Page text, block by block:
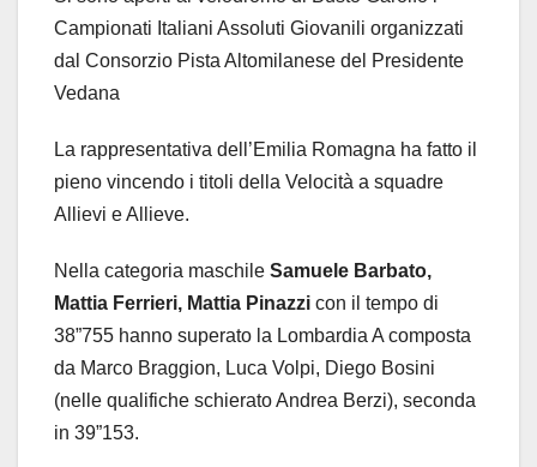
Campionati Italiani Assoluti Giovanili organizzati
dal Consorzio Pista Altomilanese del Presidente
Vedana
La rappresentativa dell’Emilia Romagna ha fatto il
pieno vincendo i titoli della Velocità a squadre
Allievi e Allieve.
Nella categoria maschile Samuele Barbato,
Mattia Ferrieri, Mattia Pinazzi con il tempo di
38”755 hanno superato la Lombardia A composta
da Marco Braggion, Luca Volpi, Diego Bosini
(nelle qualifiche schierato Andrea Berzi), seconda
in 39”153.